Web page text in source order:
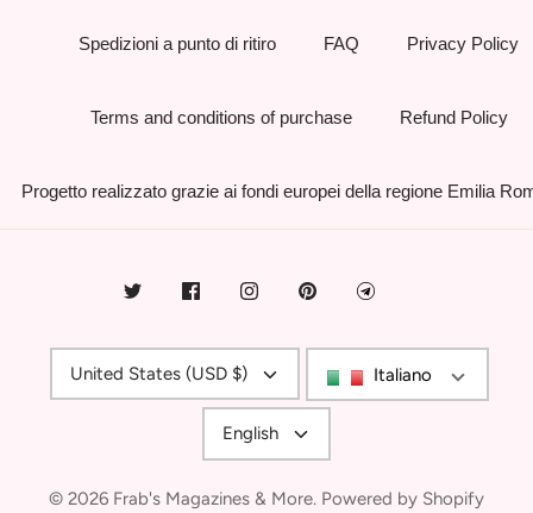
Spedizioni a punto di ritiro FAQ Privacy Policy
Terms and conditions of purchase Refund Policy
Progetto realizzato grazie ai fondi europei della regione Emilia
Currency
United States (USD $) Italiano
Language
English
© 2026 Frab's Magazines & More. Powered by Shopify